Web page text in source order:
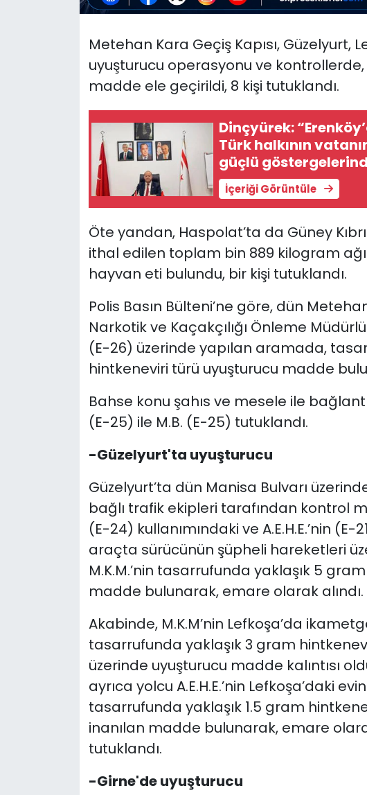
Metehan Kara Geçiş Kapısı, Güzelyurt,
uyuşturucu operasyonu ve
madde ele geçirildi, 8 kişi tutuklandı.
Dinçyürek:
Türk halkının
güçlü
İçeriği Görüntüle
Öte yandan, Haspolat’ta da Güney
ithal edilen toplam bin 889 kilogram
hayvan eti bulundu, bir kişi tutuklandı.
Polis Basın Bülteni’ne göre, dün
Narkotik ve Kaçakçılığı Önleme
(E-26) üzerinde yapılan aramada,
hintkeneviri türü uyuşturucu madde
Bahse konu şahıs ve mesele ile
(E-25) ile M.B. (E-25) tutuklandı.
-Güzelyurt'ta uyuşturucu
Güzelyurt’ta dün Manisa Bulvarı
bağlı trafik ekipleri tarafından kontrol
(E-24) kullanımındaki ve A.E.H.E.’nin
araçta sürücünün şüpheli hareketleri
M.K.M.’nin tasarrufunda yaklaşık 5
madde bulunarak, emare olarak alındı.
Akabinde, M.K.M’nin Lefkoşa’da
tasarrufunda yaklaşık 3 gram
üzerinde uyuşturucu madde kalıntısı
ayrıca yolcu A.E.H.E.’nin Lefkoşa’daki
tasarrufunda yaklaşık 1.5 gram
inanılan madde bulunarak, emare
tutuklandı.
-Girne'de uyuşturucu
Video Galeri
Yazarlar